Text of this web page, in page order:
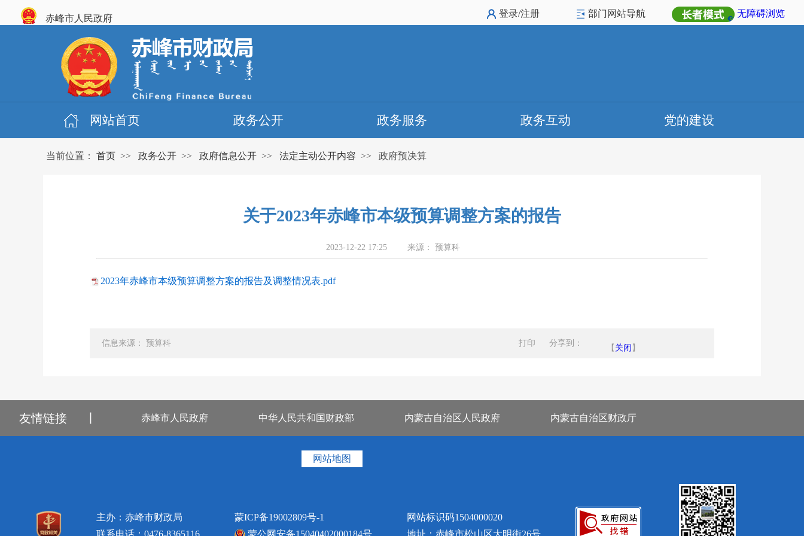
赤峰市人民政府 登录/注册 部门网站导航 无障碍浏览
网站首页 政务公开 政务服务 政务互动 党的建设
当前位置： 首页 >> 政务公开 >> 政府信息公开 >> 法定主动公开内容 >> 政府预决算
关于2023年赤峰市本级预算调整方案的报告
2023-12-22 17:25 来源： 预算科
2023年赤峰市本级预算调整方案的报告及调整情况表.pdf
信息来源： 预算科 打印 分享到：
【 关闭 】
友情链接 赤峰市人民政府 中华人民共和国财政部 内蒙古自治区人民政府 内蒙古自治区财政厅
网站地图
主办：赤峰市财政局
联系电话：0476-8365116
蒙ICP备19002809号-1
蒙公网安备15040402000184号
网站标识码1504000020
地址：赤峰市松山区大明街26号